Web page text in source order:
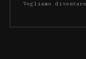
Vogliamo